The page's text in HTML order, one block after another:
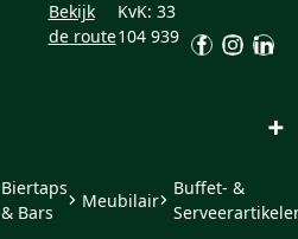
Bekijk
de route
KvK: 33
104 939
+
Biertaps
& Bars
Meubilair
Buffet- &